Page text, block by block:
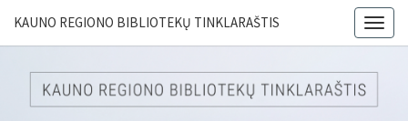
KAUNO REGIONO BIBLIOTEKŲ TINKLARAŠTIS